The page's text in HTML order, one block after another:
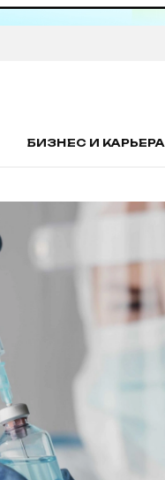
БИЗНЕС И КАРЬЕРА